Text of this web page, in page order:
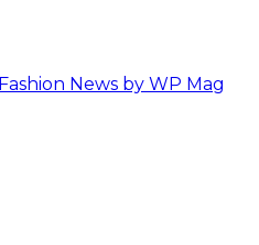
Fashion News by WP Mag